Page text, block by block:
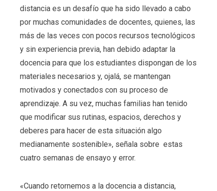
distancia es un desafío que ha sido llevado a cabo
por muchas comunidades de docentes, quienes, las
más de las veces con pocos recursos tecnológicos
y sin experiencia previa, han debido adaptar la
docencia para que los estudiantes dispongan de los
materiales necesarios y, ojalá, se mantengan
motivados y conectados con su proceso de
aprendizaje. A su vez, muchas familias han tenido
que modificar sus rutinas, espacios, derechos y
deberes para hacer de esta situación algo
medianamente sostenible», señala sobre estas
cuatro semanas de ensayo y error.
«Cuando retornemos a la docencia a distancia,